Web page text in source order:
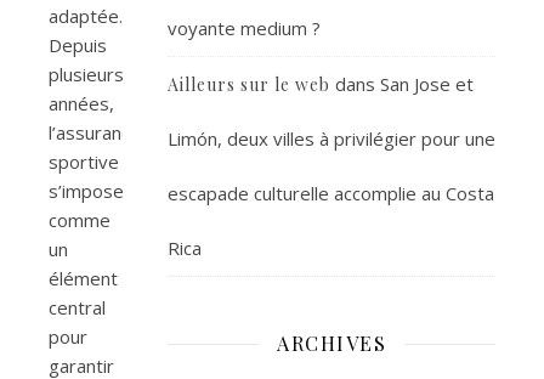
adaptée.
Depuis
plusieurs
années,
l’assurance
sportive
s’impose
comme
un
élément
central
pour
garantir
voyante medium ?
Ailleurs sur le web dans San Jose et
Limón, deux villes à privilégier pour une
escapade culturelle accomplie au Costa
Rica
ARCHIVES